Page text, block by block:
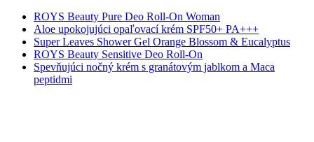
ROYS Beauty Pure Deo Roll-On Woman
Aloe upokojujúci opaľovací krém SPF50+ PA+++
Super Leaves Shower Gel Orange Blossom & Eucalyptus
ROYS Beauty Sensitive Deo Roll-On
Spevňujúci nočný krém s granátovým jablkom a Maca
peptidmi